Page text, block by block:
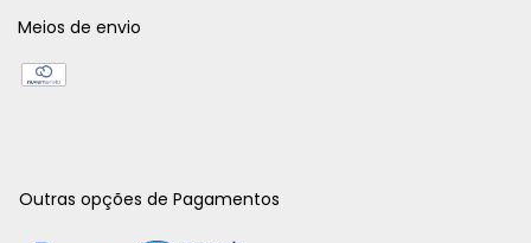
Meios de envio
Outras opções de Pagamentos